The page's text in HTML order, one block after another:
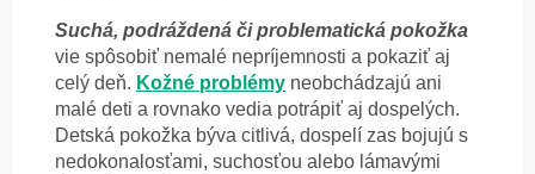
Suchá, podráždená či problematická pokožka
vie spôsobiť nemalé nepríjemnosti a pokaziť aj
celý deň. Kožné problémy neobchádzajú ani
malé deti a rovnako vedia potrápiť aj dospelých.
Detská pokožka býva citlivá, dospelí zas bojujú s
nedokonalosťami, suchosťou alebo lámavými